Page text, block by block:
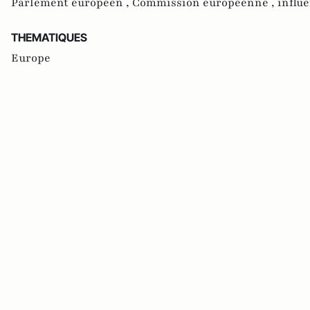
THEMATIQUES
Europe